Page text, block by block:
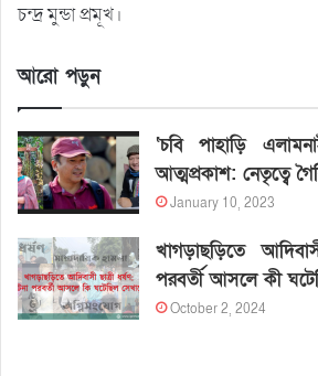
চন্দ্র মুন্ডা প্রমূখ।
আরো পড়ুন
‘চবি পাহাড়ি
আত্মপ্রকাশ: নেতৃত্বে
January 10, 2023
খাগড়াছড়িতে
পরবর্তী আসলে কী
October 2, 2024